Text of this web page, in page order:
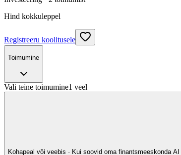
Hind kokkuleppel
Registreeru koolitusele
Toimumine
Vali teine toimumine1 veel
Kohapeal või veebis · Kui soovid oma finantsmeeskonda